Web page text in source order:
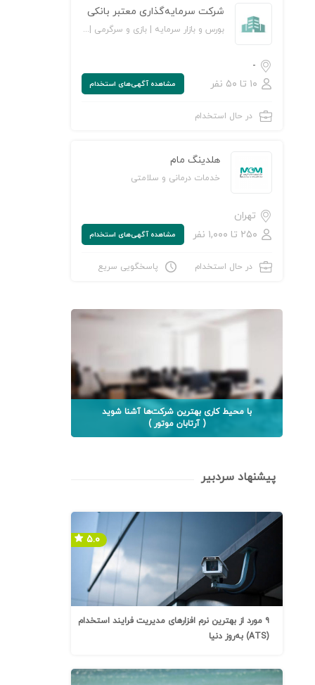
شرکت سرمایه‌گذاری معتبر بانکی
بورس و بازار سرمایه | بازی و سرگرمی | حسابداری و حسابرسی
-
۱۰ تا ۵۰ نفر
مشاهده‌ آگهی‌های استخدام
در حال استخدام
هلدینگ مام
خدمات درمانی و سلامتی
تهران
۲۵۰ تا ۱,۰۰۰ نفر
مشاهده‌ آگهی‌های استخدام
در حال استخدام پاسخگویی سریع
با محیط کاری بهترین شرکت‌ها آشنا شوید
( آرتابان موتور )
پیشنهاد سردبیر
۹ مورد از بهترین نرم افزارهای مدیریت فرایند استخدام
(ATS) به‌روز دنیا
۵.۰